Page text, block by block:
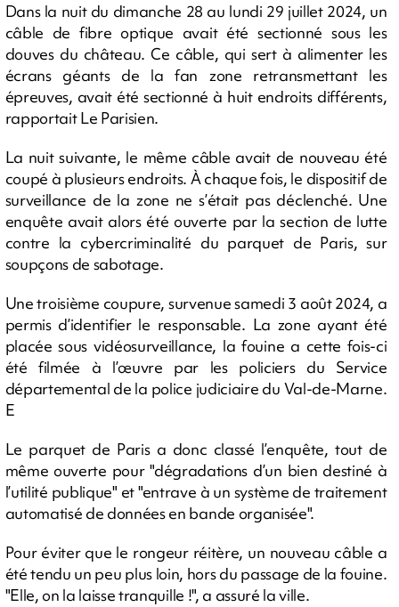
Dans la nuit du dimanche 28 au lundi 29 juillet 2024, un
câble de fibre optique avait été sectionné sous les
douves du château. Ce câble, qui sert à alimenter les
écrans géants de la fan zone retransmettant les
épreuves, avait été sectionné à huit endroits différents,
rapportait Le Parisien.
La nuit suivante, le même câble avait de nouveau été
coupé à plusieurs endroits. À chaque fois, le dispositif de
surveillance de la zone ne s’était pas déclenché. Une
enquête avait alors été ouverte par la section de lutte
contre la cybercriminalité du parquet de Paris, sur
soupçons de sabotage.
Une troisième coupure, survenue samedi 3 août 2024, a
permis d’identifier le responsable. La zone ayant été
placée sous vidéosurveillance, la fouine a cette fois-ci
été filmée à l’œuvre par les policiers du Service
départemental de la police judiciaire du Val-de-Marne.
E
Le parquet de Paris a donc classé l’enquête, tout de
même ouverte pour "dégradations d’un bien destiné à
l’utilité publique" et "entrave à un système de traitement
automatisé de données en bande organisée".
Pour éviter que le rongeur réitère, un nouveau câble a
été tendu un peu plus loin, hors du passage de la fouine.
"Elle, on la laisse tranquille !", a assuré la ville.